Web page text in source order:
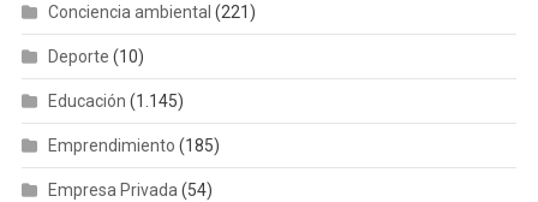
Conciencia ambiental (221)
Deporte (10)
Educación (1.145)
Emprendimiento (185)
Empresa Privada(54)